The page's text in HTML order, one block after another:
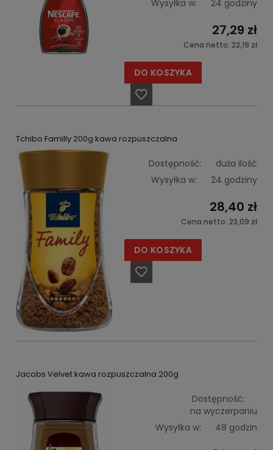
Wysyłka w:
24 godziny
27,29 zł
Cena netto: 22,19 zł
DO KOSZYKA
Tchibo Familly 200g kawa rozpuszczalna
Dostępność:
duża ilość
Wysyłka w:
24 godziny
28,40 zł
Cena netto: 23,09 zł
DO KOSZYKA
Jacobs Velvet kawa rozpuszczalna 200g
Dostępność:
na wyczerpaniu
Wysyłka w:
48 godzin